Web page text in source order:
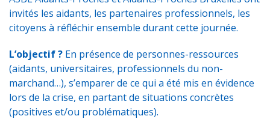
invités les aidants, les partenaires professionnels, les
citoyens à réfléchir ensemble durant cette journée.
L’objectif ? En présence de personnes-ressources
(aidants, universitaires, professionnels du non-
marchand…), s’emparer de ce qui a été mis en évidence
lors de la crise, en partant de situations concrètes
(positives et/ou problématiques).